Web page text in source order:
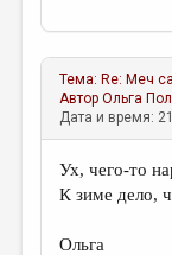
Тема: Re: Меч
АвторОльга
Дата и время:
Ух, чего-то
К зиме дело,
Ольга